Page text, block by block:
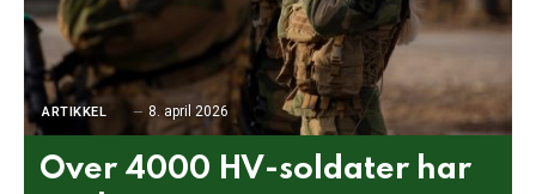
ARTIKKEL 8. april 2026
Over 4000 HV-soldater har